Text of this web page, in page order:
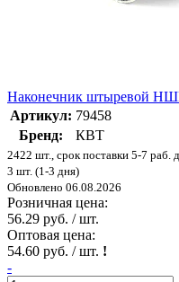
Наконечник штыревой
Артикул: 79458
Бренд:
КВТ
2422 шт., срок поставки 5-7 раб.
3 шт. (1-3 дня)
Обновлено 06.08.2026
Розничная цена:
56.29 руб. / шт.
Оптовая цена:
54.60 руб. / шт. !
-